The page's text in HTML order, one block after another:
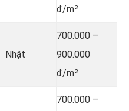
đ/m²
Nhật
700.000 –
900.000
đ/m²
700.000 –